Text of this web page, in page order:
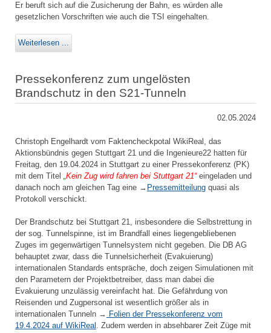
Er beruft sich auf die Zusicherung der Bahn, es würden alle
gesetzlichen Vorschriften wie auch die TSI eingehalten.
Weiterlesen ...
Pressekonferenz zum ungelösten
Brandschutz in den S21-Tunneln
02.05.2024
Christoph Engelhardt vom Faktencheckpotal WikiReal, das
Aktionsbündnis gegen Stuttgart 21 und die Ingenieure22 hatten für
Freitag, den 19.04.2024 in Stuttgart zu einer Pressekonferenz (PK)
mit dem Titel „Kein Zug wird fahren bei Stuttgart 21“eingeladen und
danach noch am gleichen Tag eine → Pressemitteilung quasi als
Protokoll verschickt.
Der Brandschutz bei Stuttgart 21, insbesondere die Selbstrettung in
der sog. Tunnelspinne, ist im Brandfall eines liegengebliebenen
Zuges im gegenwärtigen Tunnelsystem nicht gegeben. Die DB AG
behauptet zwar, dass die Tunnelsicherheit (Evakuierung)
internationalen Standards entspräche, doch zeigen Simulationen mit
den Parametern der Projektbetreiber, dass man dabei die
Evakuierung unzulässig vereinfacht hat. Die Gefährdung von
Reisenden und Zugpersonal ist wesentlich größer als in
internationalen Tunneln → Folien der Pressekonferenz vom
19.4.2024 auf WikiReal . Zudem werden in absehbarer Zeit Züge mit